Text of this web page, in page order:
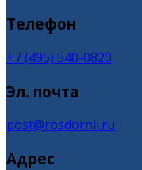
Телефон
+7 (495) 540-0820
Эл. почта
post@rosdornii.ru
Адрес